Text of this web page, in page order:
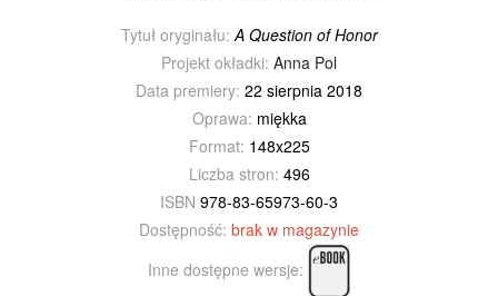
Tytuł oryginału: A Question of Honor
Projekt okładki: Anna Pol
Data premiery: 22 sierpnia 2018
Oprawa: miękka
Format: 148x225
Liczba stron: 496
ISBN 978-83-65973-60-3
Dostępność: brak w magazynie
Inne dostępne wersje: